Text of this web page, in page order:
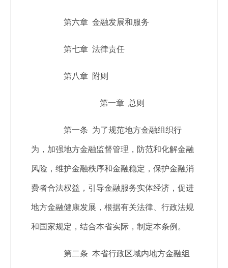
第六章 金融发展和服务
第七章 法律责任
第八章 附则
第一章 总则
第一条 为了规范地方金融组织行
为，加强地方金融监督管理，防范和化解金融
风险，维护金融秩序和金融稳定，保护金融消
费者合法权益，引导金融服务实体经济，促进
地方金融健康发展，根据有关法律、行政法规
和国家规定，结合本省实际，制定本条例。
第二条 本省行政区域内地方金融组